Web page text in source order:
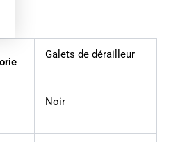
Galets de dérailleur
Noir